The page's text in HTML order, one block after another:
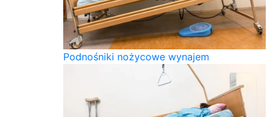
Podnośniki nożycowe wynajem